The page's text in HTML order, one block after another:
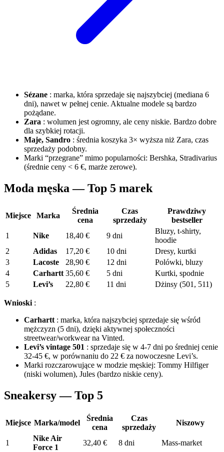
Sézane : marka, która sprzedaje się najszybciej (mediana 6
dni), nawet w pełnej cenie. Aktualne modele są bardzo
pożądane.
Zara : wolumen jest ogromny, ale ceny niskie. Bardzo dobre
dla szybkiej rotacji.
Maje, Sandro : średnia koszyka 3× wyższa niż Zara, czas
sprzedaży podobny.
Marki “przegrane” mimo popularności: Bershka, Stradivarius
(średnie ceny < 6 €, marże zerowe).
Moda męska — Top 5 marek
Miejsce Marka
Średnia
cena
Czas
sprzedaży
Prawdziwy
bestseller
1
Nike 18,40 € 9 dni
Bluzy, t-shirty,
hoodie
2
Adidas 17,20 € 10 dni
Dresy, kurtki
3
Lacoste 28,90 € 12 dni
Polówki, bluzy
4
Carhartt 35,60 € 5 dni
Kurtki, spodnie
5
Levi’s 22,80 € 11 dni Dżinsy (501, 511)
Wnioski :
Carhartt : marka, która najszybciej sprzedaje się wśród
mężczyzn (5 dni), dzięki aktywnej społeczności
streetwear/workwear na Vinted.
Levi’s vintage 501 : sprzedaje się w 4-7 dni po średniej cenie
32-45 €, w porównaniu do 22 € za nowoczesne Levi’s.
Marki rozczarowujące w modzie męskiej: Tommy Hilfiger
(niski wolumen), Jules (bardzo niskie ceny).
Sneakersy — Top 5
Miejsce Marka/model
Średnia
cena
Czas
sprzedaży
Niszowy
1
Nike Air
Force 1
32,40 € 8 dni Mass-market